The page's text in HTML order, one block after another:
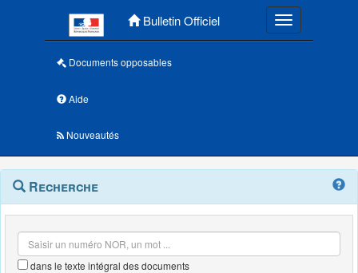
Bulletin Officiel Toggle
Documents opposables
Aide
Nouveautés
Navigation
outils
Menu
contextuel
Recherche
dans le texte intégral des documents